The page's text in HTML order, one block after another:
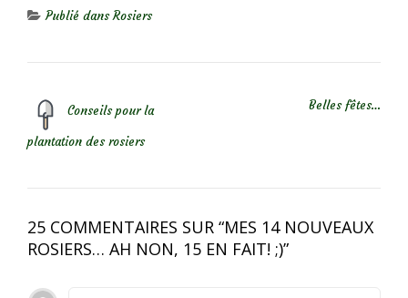
Publié dansRosiers
Conseils pour la
plantation des rosiers
Belles fêtes…
25 COMMENTAIRES SUR “MES 14 NOUVEAUX
ROSIERS… AH NON, 15 EN FAIT! ;)”